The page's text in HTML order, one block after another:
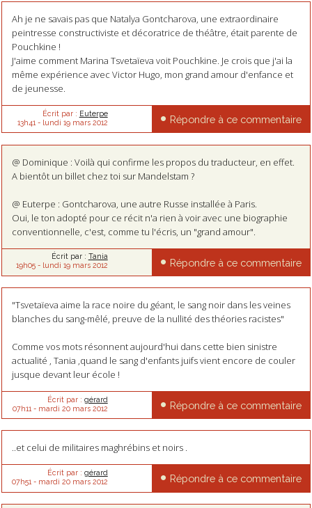
Ah je ne savais pas que Natalya Gontcharova, une extraordinaire
peintresse constructiviste et décoratrice de théâtre, était parente de
Pouchkine !
J'aime comment Marina Tsvetaïeva voit Pouchkine. Je crois que j'ai la
même expérience avec Victor Hugo, mon grand amour d'enfance et
de jeunesse.
Écrit par : Euterpe
13h41 - lundi 19 mars 2012 Répondre à ce commentaire
@ Dominique : Voilà qui confirme les propos du traducteur, en effet.
A bientôt un billet chez toi sur Mandelstam ?
@ Euterpe : Gontcharova, une autre Russe installée à Paris.
Oui, le ton adopté pour ce récit n'a rien à voir avec une biographie
conventionnelle, c'est, comme tu l'écris, un "grand amour".
Écrit par : Tania
19h05- lundi 19 mars 2012 Répondre à ce commentaire
"Tsvetaïeva aime la race noire du géant, le sang noir dans les veines
blanches du sang-mêlé, preuve de la nullité des théories racistes"
Comme vos mots résonnent aujourd'hui dans cette bien sinistre
actualité , Tania ,quand le sang d'enfants juifs vient encore de couler
jusque devant leur école !
Écrit par : gérard
07h11 - mardi 20 mars 2012 Répondre à ce commentaire
..et celui de militaires maghrébins et noirs .
Écrit par : gérard
07h51 - mardi 20 mars 2012 Répondre à ce commentaire